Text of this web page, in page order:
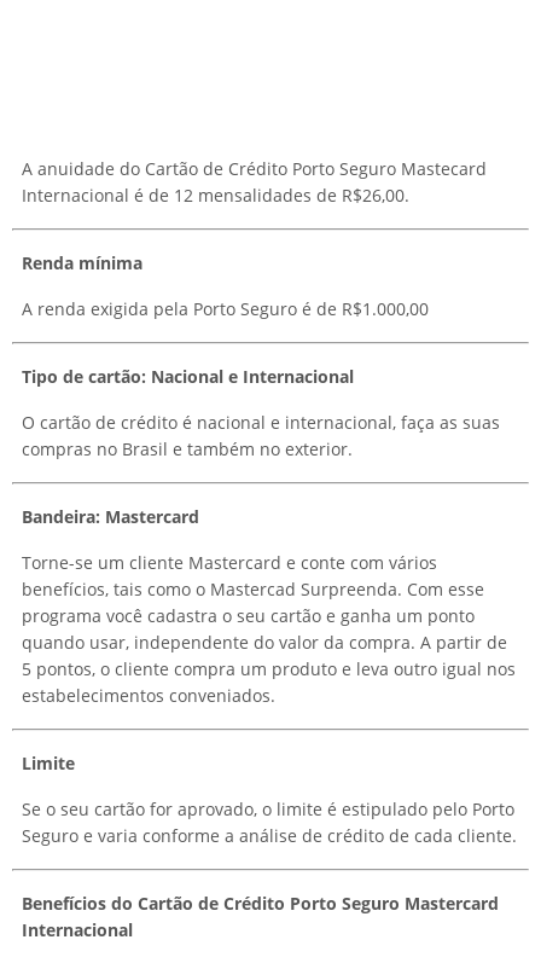
A anuidade do Cartão de Crédito Porto Seguro Mastecard
Internacional é de 12 mensalidades de R$26,00.
Renda mínima
A renda exigida pela Porto Seguro é de R$1.000,00
Tipo de cartão: Nacional e Internacional
O cartão de crédito é nacional e internacional, faça as suas
compras no Brasil e também no exterior.
Bandeira: Mastercard
Torne-se um cliente Mastercard e conte com vários
benefícios, tais como o Mastercad Surpreenda. Com esse
programa você cadastra o seu cartão e ganha um ponto
quando usar, independente do valor da compra. A partir de
5 pontos, o cliente compra um produto e leva outro igual nos
estabelecimentos conveniados.
Limite
Se o seu cartão for aprovado, o limite é estipulado pelo Porto
Seguro e varia conforme a análise de crédito de cada cliente.
Benefícios do Cartão de Crédito Porto Seguro Mastercard
Internacional